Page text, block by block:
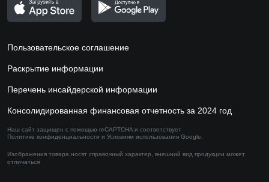
Пользовательское соглашение
Раскрытие информации
Перечень инсайдерской информации
Консолидированная финансовая отчетность за 2024 год
Наш сайт защищен с помощью reCAPTCHA и соответствует
Политике конфиденциальности и Условиям использования Google.
Изображения товара носят справочный характер, внешний вид продукции может
отличаться